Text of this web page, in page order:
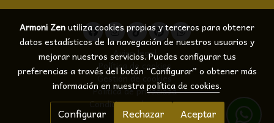
Aviso legal
Política de cookies
Gestión de cookies
Política de privacidad
Condiciones de compra
Armoni Zenutiliza cookies propias y terceros para obtener
datos estadísticos de la navegación de nuestros usuarios y
mejorar nuestros servicios. Puedes configurar tus
preferencias a través del botón “Configurar” o obtener más
información en nuestrapolítica de cookies.
Configurar Rechazar Aceptar